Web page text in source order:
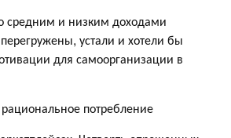
средним и низким доходами
устали и хотели бы
для самоорганизации в
потребление